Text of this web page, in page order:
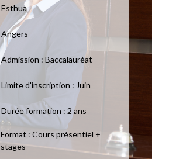
Esthua
Angers
Admission : Baccalauréat
Limite d'inscription : Juin
Durée formation : 2 ans
Format : Cours présentiel +
stages